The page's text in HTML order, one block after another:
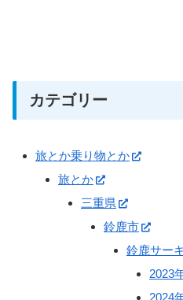
カテゴリー
旅とか乗り物とか
旅とか
三重県
鈴鹿市
鈴鹿サー
2023